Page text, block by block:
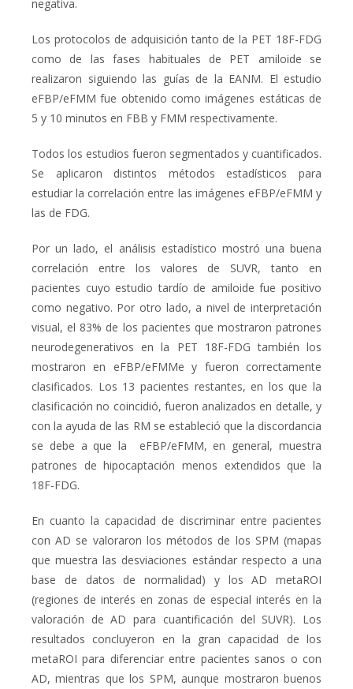
negativa.
Los protocolos de adquisición tanto de la PET 18F-FDG
como de las fases habituales de PET amiloide se
realizaron siguiendo las guías de la EANM. El estudio
eFBP/eFMM fue obtenido como imágenes estáticas de
5 y 10 minutos en FBB y FMM respectivamente.
Todos los estudios fueron segmentados y cuantificados.
Se aplicaron distintos métodos estadísticos para
estudiar la correlación entre las imágenes eFBP/eFMM y
las de FDG.
Por un lado, el análisis estadístico mostró una buena
correlación entre los valores de SUVR, tanto en
pacientes cuyo estudio tardío de amiloide fue positivo
como negativo. Por otro lado, a nivel de interpretación
visual, el 83% de los pacientes que mostraron patrones
neurodegenerativos en la PET 18F-FDG también los
mostraron en eFBP/eFMMe y fueron correctamente
clasificados. Los 13 pacientes restantes, en los que la
clasificación no coincidió, fueron analizados en detalle, y
con la ayuda de las RM se estableció que la discordancia
se debe a que la eFBP/eFMM, en general, muestra
patrones de hipocaptación menos extendidos que la
18F-FDG.
En cuanto la capacidad de discriminar entre pacientes
con AD se valoraron los métodos de los SPM (mapas
que muestra las desviaciones estándar respecto a una
base de datos de normalidad) y los AD metaROI
(regiones de interés en zonas de especial interés en la
valoración de AD para cuantificación del SUVR). Los
resultados concluyeron en la gran capacidad de los
metaROI para diferenciar entre pacientes sanos o con
AD, mientras que los SPM, aunque mostraron buenos